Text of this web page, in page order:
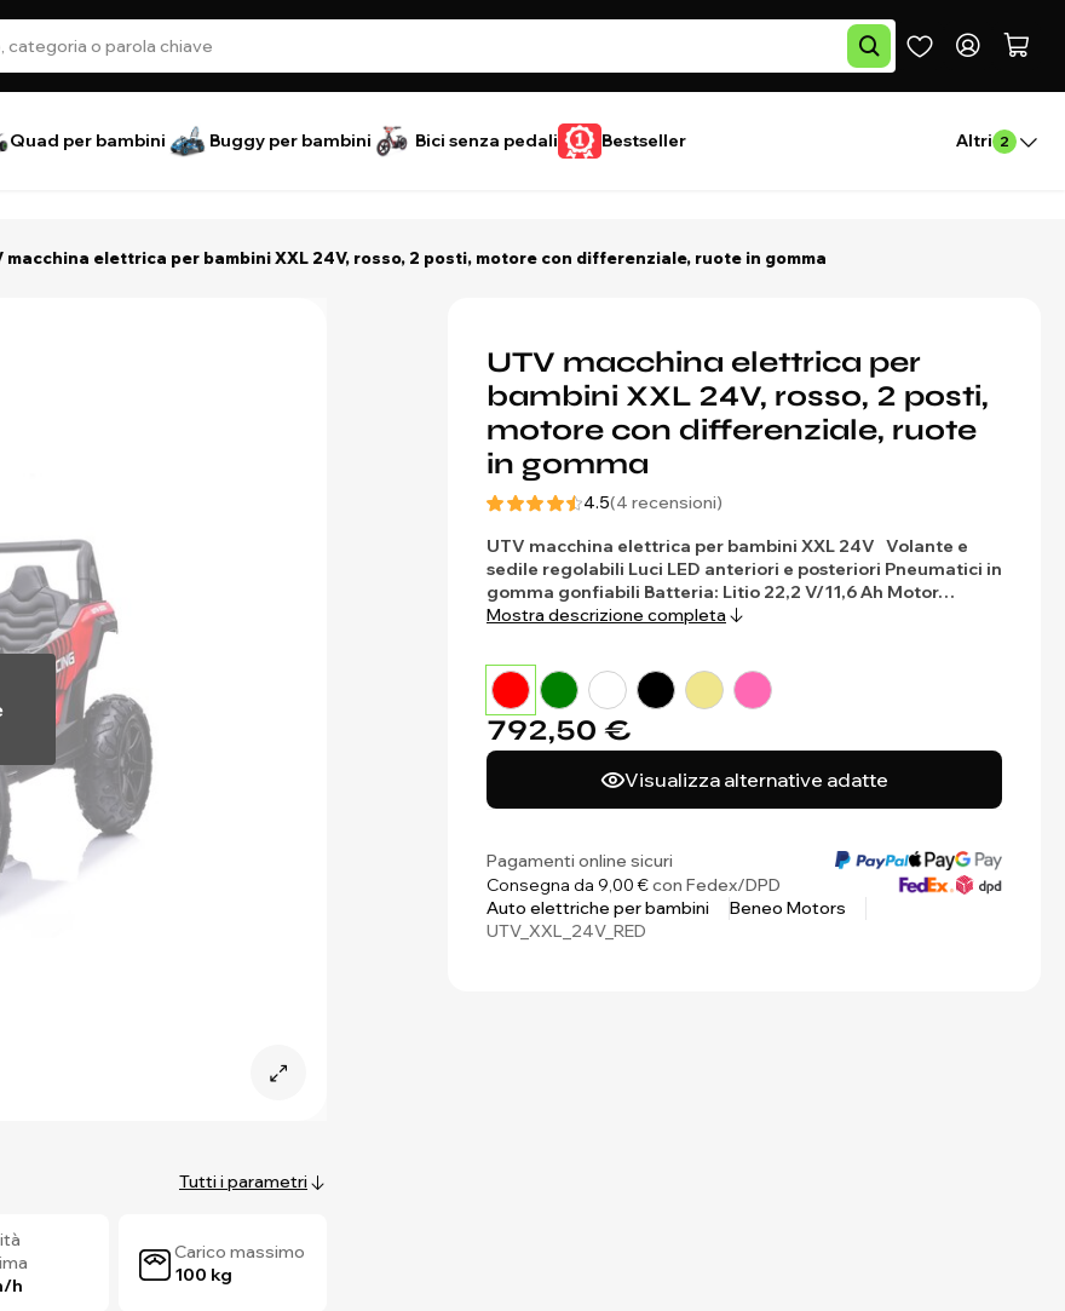
Quad per bambini Buggy per bambini Bici senza pedali Bestseller Altri 2
macchina elettrica per bambini XXL 24V, rosso, 2 posti, motore con differenziale, ruote in gomma
Tutti i parametri
h
Carico massimo
100 kg
UTV macchina elettrica per
bambini XXL 24V, rosso, 2 posti,
motore con differenziale, ruote
in gomma
4.5(4 recensioni)
UTV macchina elettrica per bambini XXL 24V Volante e
sedile regolabili Luci LED anteriori e posteriori Pneumatici in
gomma gonfiabili Batteria: Litio 22,2 V/11,6 Ah Motor…
Mostra descrizione completa
792,50 €
Visualizza alternative adatte
Pagamenti online sicuri
Consegna da 9,00 €con Fedex/DPD
Auto elettriche per bambini
Beneo Motors
UTV_XXL_24V_RED